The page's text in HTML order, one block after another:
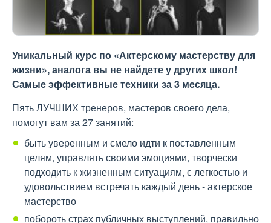
Уникальный курс по «Актерскому мастерству для
жизни», аналога вы не найдете у других школ!
Самые эффективные техники за 3 месяца.
Пять ЛУЧШИХ тренеров, мастеров своего дела,
помогут вам за 27 занятий:
быть уверенным и смело идти к поставленным
целям, управлять своими эмоциями, творчески
подходить к жизненным ситуациям, с легкостью и
удовольствием встречать каждый день - актерское
мастерство
побороть страх публичных выступлений, правильно